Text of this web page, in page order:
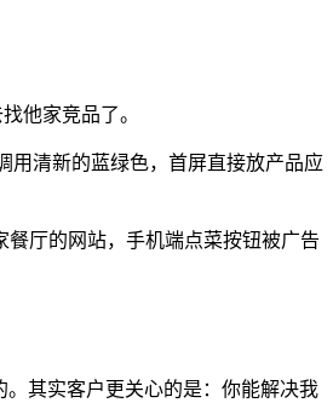
他家竞品了。
用清新的蓝绿色，首屏直接放产品应
厅的网站，手机端点菜按钮被广告
其实客户更关心的是：你能解决我